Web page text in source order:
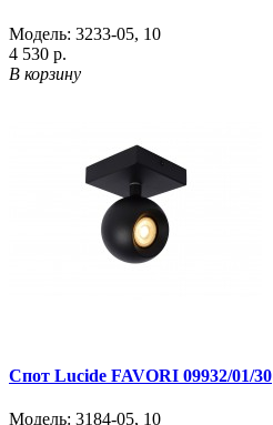
Модель: 3233-05, 10
4 530 р.
В корзину
Спот Lucide FAVORI 09932/01/30
Модель: 3184-05, 10